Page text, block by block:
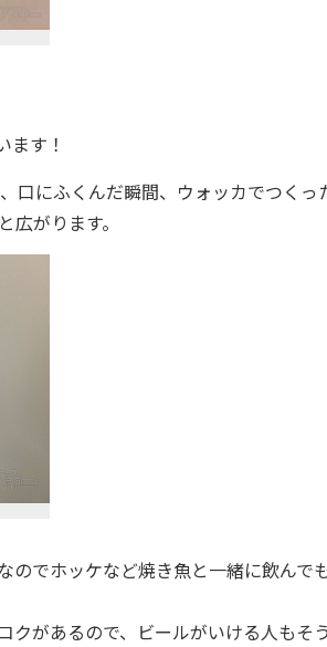
す！
口にふくんだ瞬間、ウォッカでつくっ
がります。
でホッケなど焼き魚と一緒に飲んで
があるので、ビールがいける人もそ